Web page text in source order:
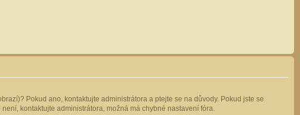
Pokud ano, kontaktujte administrátora a ptejte se na důvody. Pokud jste se
kontaktujte administrátora, možná má chybné nastavení fóra.